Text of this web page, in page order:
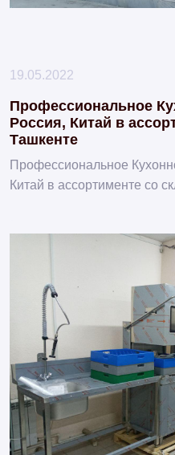
19.05.2022
Профессиональное
Россия, Китай в
Ташкенте
Профессиональное
Китай в ассортименте со